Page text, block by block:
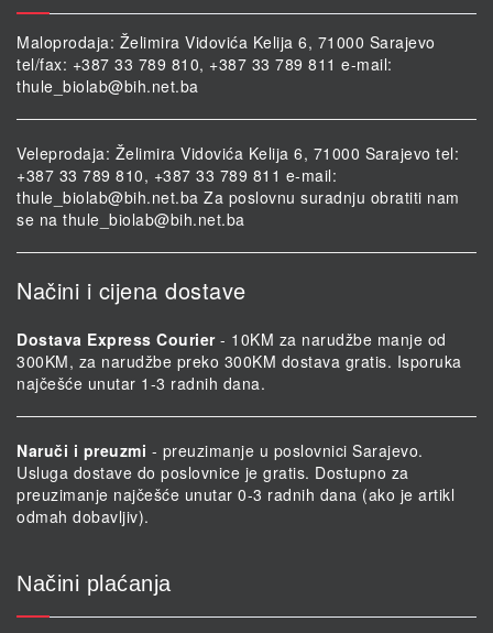
Maloprodaja: Želimira Vidovića Kelija 6, 71000 Sarajevo
tel/fax: +387 33 789 810, +387 33 789 811 e-mail:
thule_biolab@bih.net.ba
Veleprodaja: Želimira Vidovića Kelija 6, 71000 Sarajevo tel:
+387 33 789 810, +387 33 789 811 e-mail:
thule_biolab@bih.net.ba Za poslovnu suradnju obratiti nam
se na thule_biolab@bih.net.ba
Načini i cijena dostave
Dostava Express Courier- 10KM za narudžbe manje od
300KM, za narudžbe preko 300KM dostava gratis. Isporuka
najčešće unutar 1-3 radnih dana.
Naruči i preuzmi - preuzimanje u poslovnici Sarajevo.
Usluga dostave do poslovnice je gratis. Dostupno za
preuzimanje najčešće unutar 0-3 radnih dana (ako je artikl
odmah dobavljiv).
Načini plaćanja